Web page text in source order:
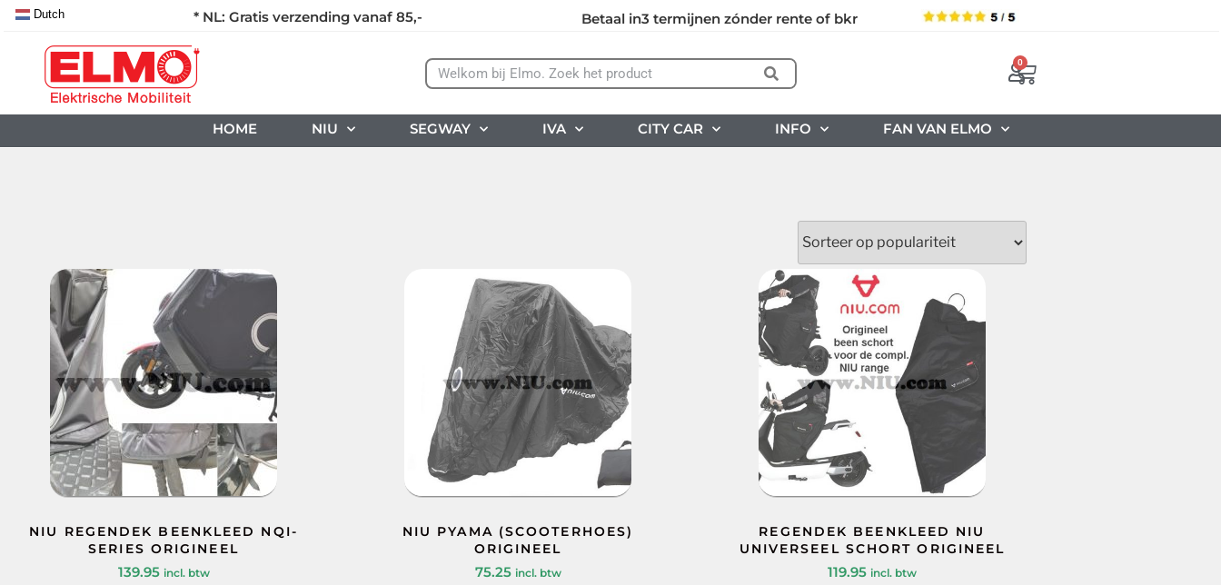
* NL: Gratis verzending vanaf 85,- Betaal in3 termijnen zónder rente of bkr
Dutch
0
HOME NIU SEGWAY IVA CITY CAR INFO FAN VAN ELMO
NIU REGENDEK BEENKLEED NQI-
SERIES ORIGINEEL
139.95 incl. btw
NIU PYAMA (SCOOTERHOES)
ORIGINEEL
75.25 incl. btw
REGENDEK BEENKLEED NIU
UNIVERSEEL SCHORT ORIGINEEL
119.95 incl. btw